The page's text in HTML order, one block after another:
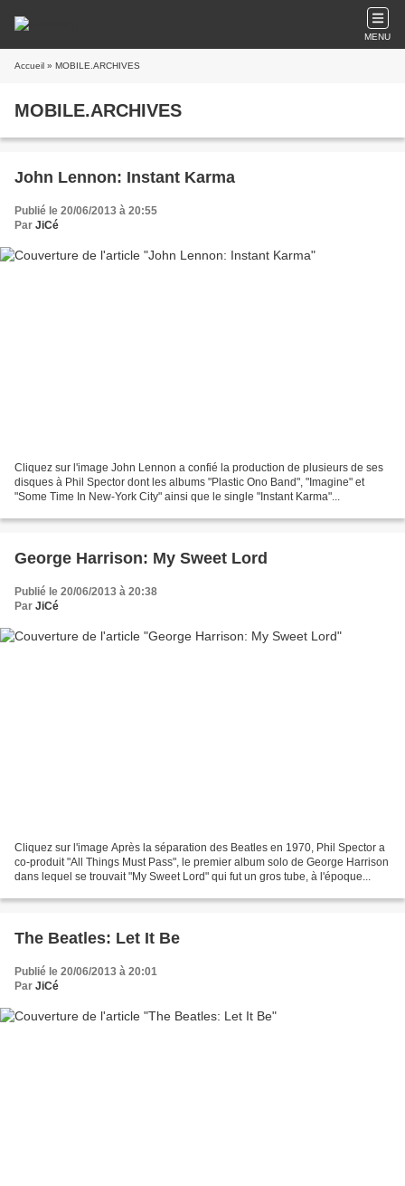
MENU
Accueil » MOBILE.ARCHIVES
MOBILE.ARCHIVES
John Lennon: Instant Karma
Publié le 20/06/2013 à 20:55
Par JiCé
Cliquez sur l'image John Lennon a confié la production de plusieurs de ses
disques à Phil Spector dont les albums "Plastic Ono Band", "Imagine" et
"Some Time In New-York City" ainsi que le single "Instant Karma"...
George Harrison: My Sweet Lord
Publié le 20/06/2013 à 20:38
Par JiCé
Cliquez sur l'image Après la séparation des Beatles en 1970, Phil Spector a
co-produit "All Things Must Pass", le premier album solo de George Harrison
dans lequel se trouvait "My Sweet Lord" qui fut un gros tube, à l'époque...
The Beatles: Let It Be
Publié le 20/06/2013 à 20:01
Par JiCé